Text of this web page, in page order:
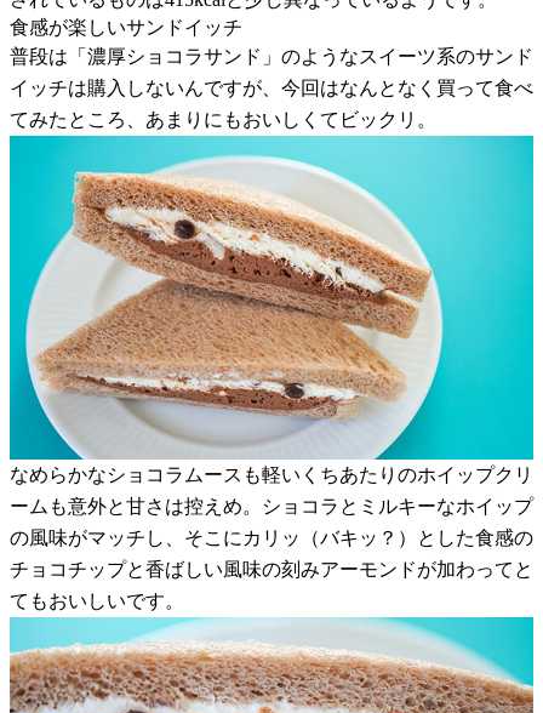
食感が楽しいサンドイッチ
普段は「濃厚ショコラサンド」のようなスイーツ系のサンド
イッチは購入しないんですが、今回はなんとなく買って食べ
てみたところ、あまりにもおいしくてビックリ。
なめらかなショコラムースも軽いくちあたりのホイップクリ
ームも意外と甘さは控えめ。ショコラとミルキーなホイップ
の風味がマッチし、そこにカリッ（バキッ？）とした食感の
チョコチップと香ばしい風味の刻みアーモンドが加わってと
てもおいしいです。